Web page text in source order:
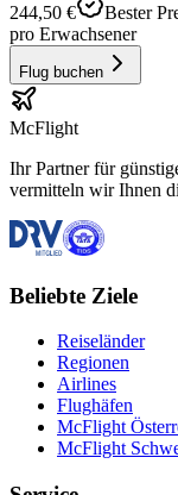
244,50 €
Bester
pro Erwachsener
Flug buchen
McFlight
Ihr Partner für
vermitteln wir Ihnen
Beliebte Ziele
Reiseländer
Regionen
Airlines
Flughäfen
McFlight
McFlight